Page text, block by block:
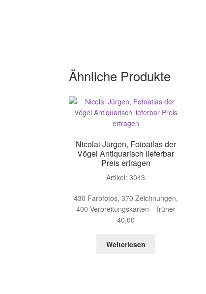
Ähnliche Produkte
Nicolai Jürgen, Fotoatlas der
Vögel Antiquarisch lieferbar
Preis erfragen
Artikel: 3043
430 Farbfotos, 370 Zeichnungen,
400 Verbreitungskarten – früher
40,00
Weiterlesen